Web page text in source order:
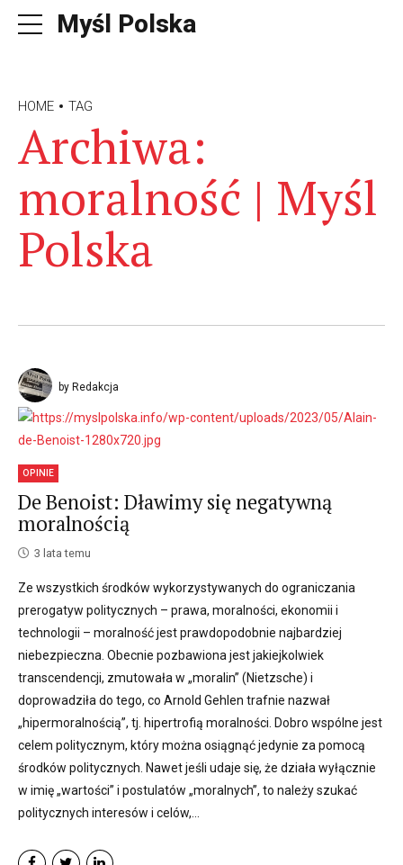
Myśl Polska
HOME TAG
Archiwa:
moralność | Myśl
Polska
by Redakcja
OPINIE
De Benoist: Dławimy się negatywną
moralnością
3 lata temu
Ze wszystkich środków wykorzystywanych do ograniczania
prerogatyw politycznych – prawa, moralności, ekonomii i
technologii – moralność jest prawdopodobnie najbardziej
niebezpieczna. Obecnie pozbawiona jest jakiejkolwiek
transcendencji, zmutowała w „moralin” (Nietzsche) i
doprowadziła do tego, co Arnold Gehlen trafnie nazwał
„hipermoralnością”, tj. hipertrofią moralności. Dobro wspólne jest
celem politycznym, który można osiągnąć jedynie za pomocą
środków politycznych. Nawet jeśli udaje się, że działa wyłącznie
w imię „wartości” i postulatów „moralnych”, to należy szukać
politycznych interesów i celów,...